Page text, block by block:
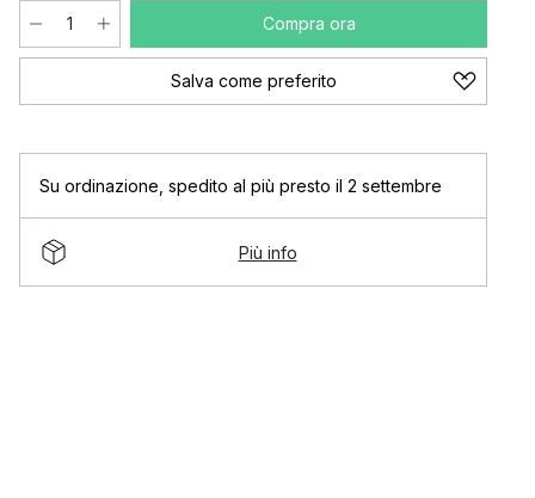
Compra ora
Salva come preferito
Su ordinazione spedito al più presto il 2 settembre
Più info